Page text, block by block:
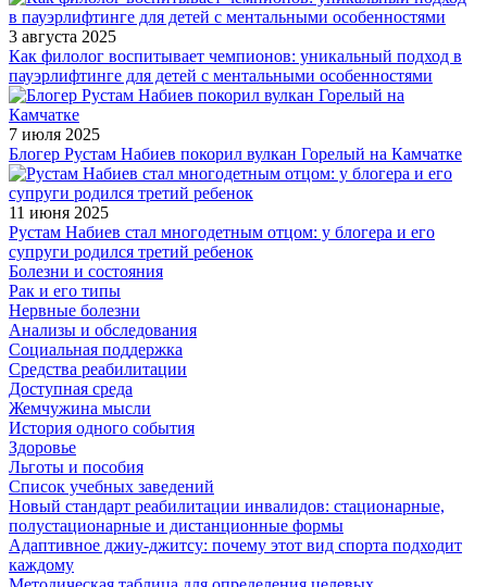
3 августа 2025
Как филолог воспитывает чемпионов: уникальный подход в
пауэрлифтинге для детей с ментальными особенностями
7 июля 2025
Блогер Рустам Набиев покорил вулкан Горелый на Камчатке
11 июня 2025
Рустам Набиев стал многодетным отцом: у блогера и его
супруги родился третий ребенок
Болезни и состояния
Рак и его типы
Нервные болезни
Анализы и обследования
Социальная поддержка
Средства реабилитации
Доступная среда
Жемчужина мысли
История одного события
Здоровье
Льготы и пособия
Список учебных заведений
Новый стандарт реабилитации инвалидов: стационарные,
полустационарные и дистанционные формы
Адаптивное джиу-джитсу: почему этот вид спорта подходит
каждому